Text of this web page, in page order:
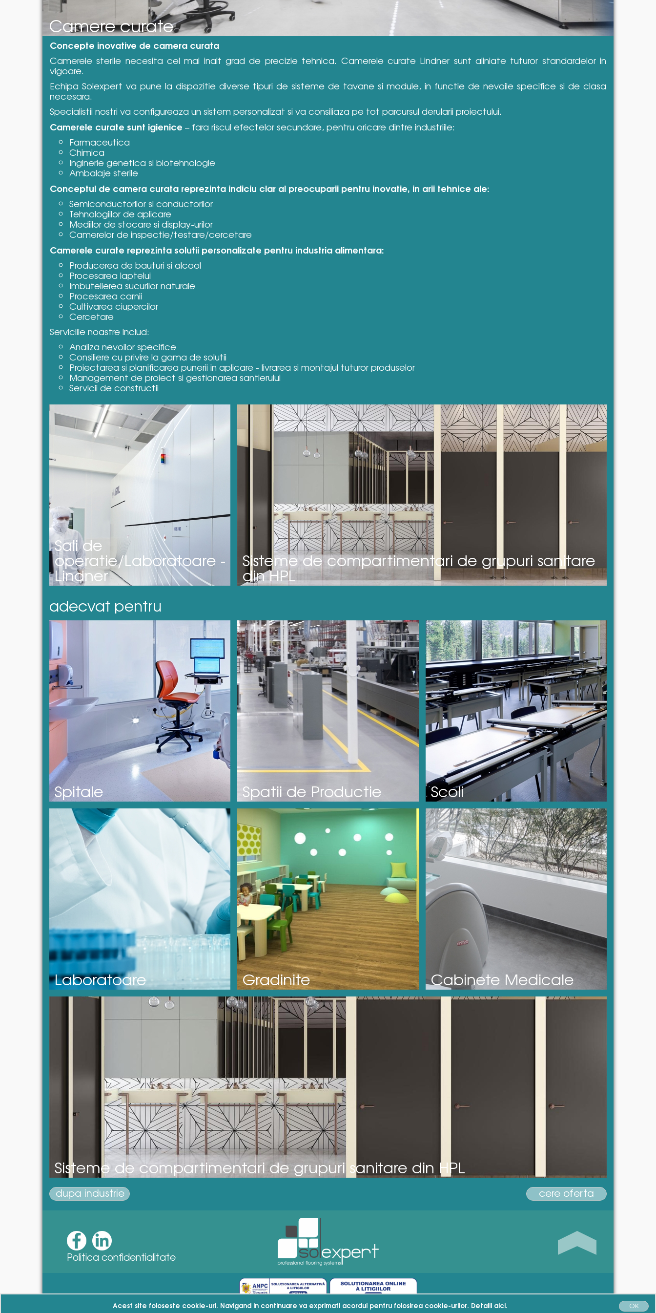
Camere curate
Concepte inovative de camera curata
Camerele sterile necesita cel mai inalt grad de precizie tehnica. Camerele curate Lindner sunt aliniate tuturor standardelor in
vigoare.
Echipa Solexpert va pune la dispozitie diverse tipuri de sisteme de tavane si module, in functie de nevoile specifice si de clasa
necesara.
Specialistii nostri va configureaza un sistem personalizat si va consiliaza pe tot parcursul derularii proiectului.
Camerele curate sunt igienice – fara riscul efectelor secundare, pentru oricare dintre industriile:
Farmaceutica
Chimica
Inginerie genetica si biotehnologie
Ambalaje sterile
Conceptul de camera curata reprezinta indiciu clar al preocuparii pentru inovatie, in arii tehnice ale:
Semiconductorilor si conductorilor
Tehnologiilor de aplicare
Mediilor de stocare si display-urilor
Camerelor de inspectie/testare/cercetare
Camerele curate reprezinta solutii personalizate pentru industria alimentara:
Producerea de bauturi si alcool
Procesarea laptelui
Imbutelierea sucurilor naturale
Procesarea carnii
Cultivarea ciupercilor
Cercetare
Serviciile noastre includ:
Analiza nevoilor specifice
Consiliere cu privire la gama de solutii
Proiectarea si planificarea punerii in aplicare - livrarea si montajul tuturor produselor
Management de proiect si gestionarea santierului
Servicii de constructii
Sali de
operatie/Laboratoare -
Lindner
Sisteme de compartimentari de grupuri sanitare
din HPL
adecvat pentru
Spitale Spatii de Productie Scoli
Laboratoare Gradinite Cabinete Medicale
Sisteme de compartimentari de grupuri sanitare din HPL
dupa industrie cere oferta
Politica confidentialitate
Powered bywww.appdev.ro OK
Acest site foloseste cookie-uri. Navigand in continuare va exprimati acordul pentru folosirea cookie-urilor. Detalii aici.